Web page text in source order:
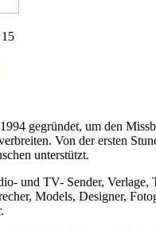
gegründet, um den
Von der ersten
unterstützt.
und TV- Sender, Verlage,
Models, Designer,